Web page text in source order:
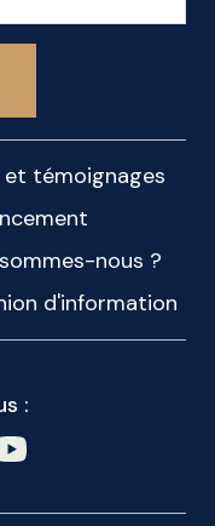
et témoignages
nous ?
d'information
: